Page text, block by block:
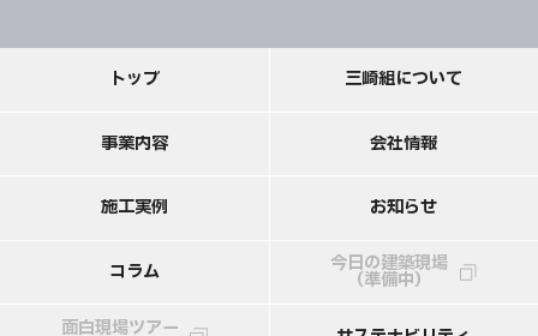
トップ 三崎組について
事業内容 会社情報
施工実例 お知らせ
コラム 今日の建築現場
（準備中）
面白現場ツアー